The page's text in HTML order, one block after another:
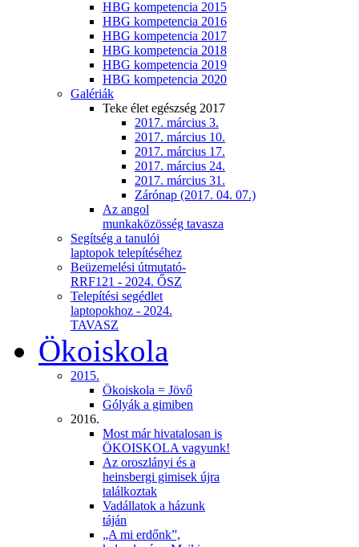
HBG kompetencia 2015
HBG kompetencia 2016
HBG kompetencia 2017
HBG kompetencia 2018
HBG kompetencia 2019
HBG kompetencia 2020
Galériák
Teke élet egészség 2017
2017. március 3.
2017. március 10.
2017. március 17.
2017. március 24.
2017. március 31.
Zárónap (2017. 04. 07.)
Az angol
munkaközösség tavasza
Segítség a tanulói
laptopok telepítéséhez
Beüzemelési útmutató-
RRF121 - 2024. ŐSZ
Telepítési segédlet
laptopokhoz - 2024.
TAVASZ
Ökoiskola
2015.
Ökoiskola = Jövő
Gólyák a gimiben
2016.
Most már hivatalosan is
ÖKOISKOLA vagyunk!
Az oroszlányi és a
heinsbergi gimisek újra
találkoztak
Vadállatok a házunk
táján
„A mi erdőnk”,